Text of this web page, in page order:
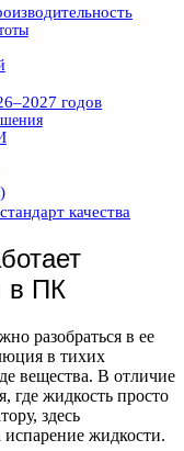
годов
качества
в ПК
разобраться в ее
в тихих
вещества. В отличие
где жидкость просто
здесь
испарение жидкости.